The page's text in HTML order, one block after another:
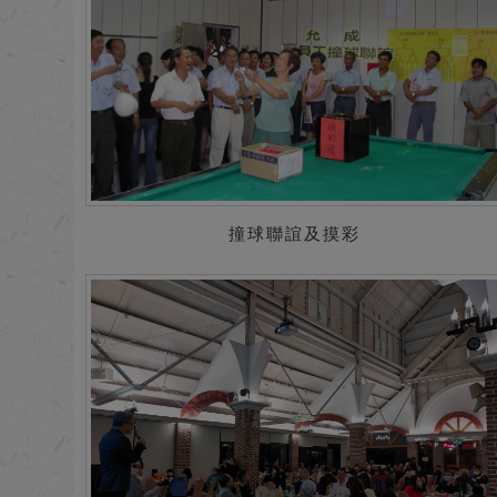
撞球聯誼及摸彩